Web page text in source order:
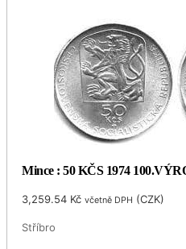
Mince : 50 KČS 1974
3,259.54 Kč včetně DPH (CZK)
Stříbro